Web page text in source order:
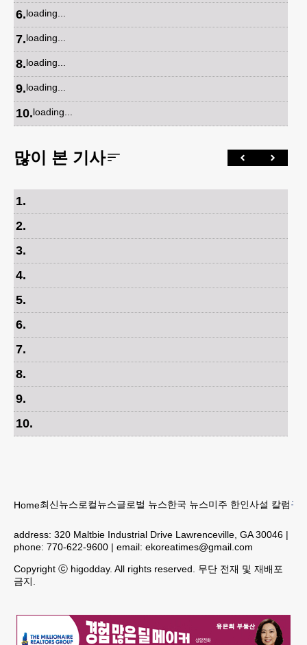
6.loading...
7.loading...
8.loading...
9.loading...
10.loading...
많이 본 기사
1.
2.
3.
4.
5.
6.
7.
8.
9.
10.
Home최신뉴스로컬뉴스글로벌 뉴스한국 뉴스미주 한인사설 칼럼구
address: 320 Maltbie Industrial Drive Lawrenceville, GA 30046 |
phone: 770-622-9600 | email: ekoreatimes@gmail.com
Copyright ⓒ higodday. All rights reserved. 무단 전재 및 재배포
금지.